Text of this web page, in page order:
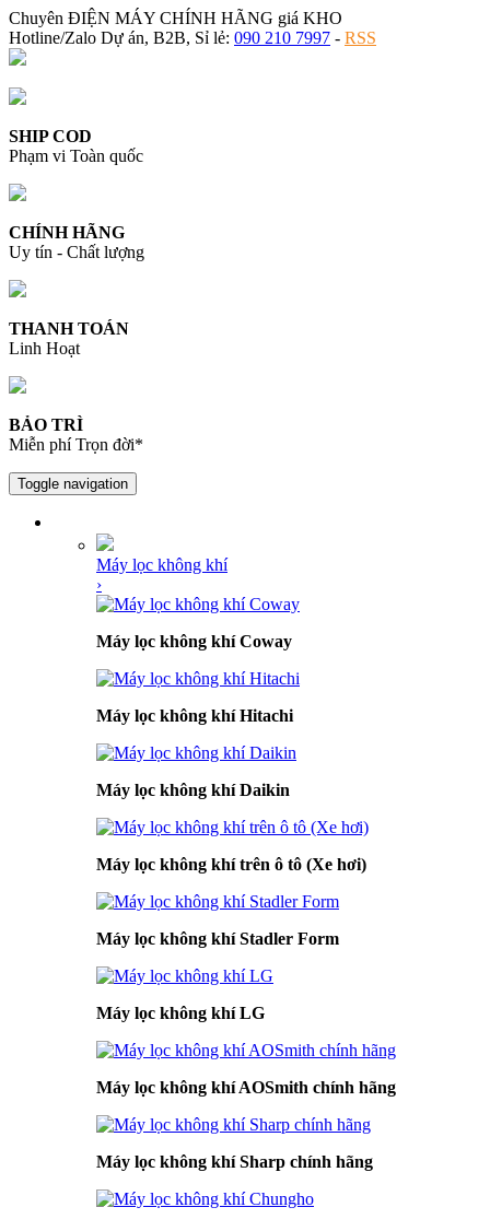
Chuyên ĐIỆN MÁY CHÍNH HÃNG giá KHO
Hotline/Zalo Dự án, B2B, Sỉ lẻ: 090 210 7997 - RSS
SHIP COD
Phạm vi Toàn quốc
CHÍNH HÃNG
Uy tín - Chất lượng
THANH TOÁN
Linh Hoạt
BẢO TRÌ
Miễn phí Trọn đời*
Toggle navigation
Máy lọc không khí
›
Máy lọc không khí Coway
Máy lọc không khí Hitachi
Máy lọc không khí Daikin
Máy lọc không khí trên ô tô (Xe hơi)
Máy lọc không khí Stadler Form
Máy lọc không khí LG
Máy lọc không khí AOSmith chính hãng
Máy lọc không khí Sharp chính hãng